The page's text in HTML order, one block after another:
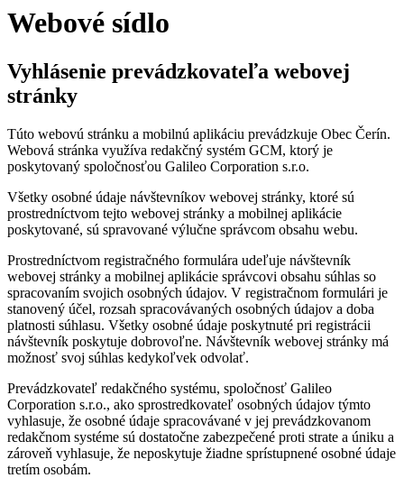
Webové sídlo
Vyhlásenie prevádzkovateľa webovej
stránky
Túto webovú stránku a mobilnú aplikáciu prevádzkuje Obec Čerín.
Webová stránka využíva redakčný systém GCM, ktorý je
poskytovaný spoločnosťou Galileo Corporation s.r.o.
Všetky osobné údaje návštevníkov webovej stránky, ktoré sú
prostredníctvom tejto webovej stránky a mobilnej aplikácie
poskytované, sú spravované výlučne správcom obsahu webu.
Prostredníctvom registračného formulára udeľuje návštevník
webovej stránky a mobilnej aplikácie správcovi obsahu súhlas so
spracovaním svojich osobných údajov. V registračnom formulári je
stanovený účel, rozsah spracovávaných osobných údajov a doba
platnosti súhlasu. Všetky osobné údaje poskytnuté pri registrácii
návštevník poskytuje dobrovoľne. Návštevník webovej stránky má
možnosť svoj súhlas kedykoľvek odvolať.
Prevádzkovateľ redakčného systému, spoločnosť Galileo
Corporation s.r.o., ako sprostredkovateľ osobných údajov týmto
vyhlasuje, že osobné údaje spracovávané v jej prevádzkovanom
redakčnom systéme sú dostatočne zabezpečené proti strate a úniku a
zároveň vyhlasuje, že neposkytuje žiadne sprístupnené osobné údaje
tretím osobám.